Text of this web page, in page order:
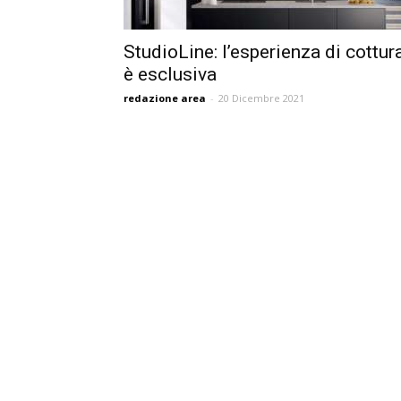
StudioLine: l’esperienza di
è esclusiva
redazione area - 20 Dicembre 2021